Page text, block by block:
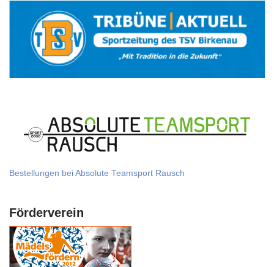
Bestellungen bei Absolute Teamsport Rausch
Förderverein